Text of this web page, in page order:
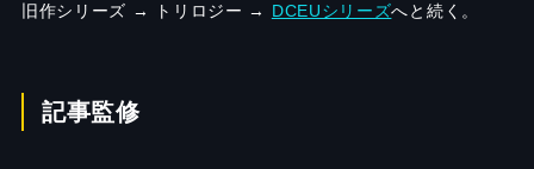
旧作シリーズ → トリロジー → DCEUシリーズへと続く。
記事監修